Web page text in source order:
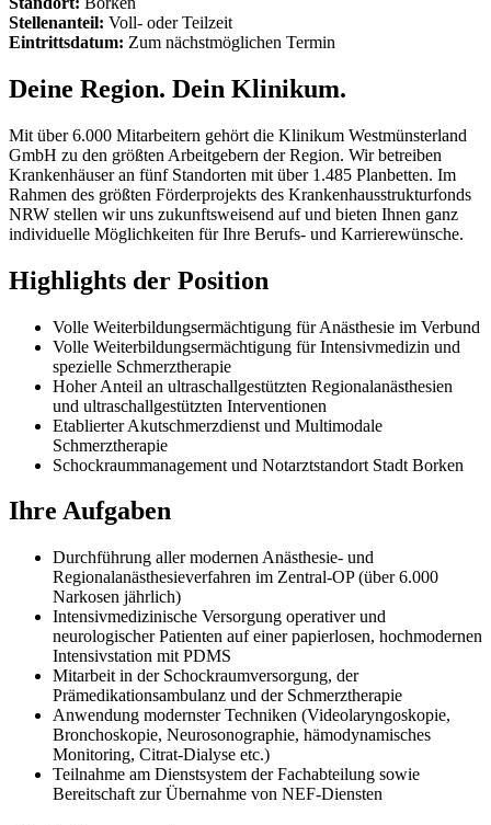
Stellenanteil: Voll- oder Teilzeit
Eintrittsdatum: Zum nächstmöglichen Termin
Deine Region. Dein Klinikum.
Mit über 6.000 Mitarbeitern gehört die Klinikum Westmünsterland
GmbH zu den größten Arbeitgebern der Region. Wir betreiben
Krankenhäuser an fünf Standorten mit über 1.485 Planbetten. Im
Rahmen des größten Förderprojekts des Krankenhausstrukturfonds
NRW stellen wir uns zukunftsweisend auf und bieten Ihnen ganz
individuelle Möglichkeiten für Ihre Berufs- und Karrierewünsche.
Highlights der Position
Volle Weiterbildungsermächtigung für Anästhesie im Verbund
Volle Weiterbildungsermächtigung für Intensivmedizin und
spezielle Schmerztherapie
Hoher Anteil an ultraschallgestützten Regionalanästhesien
und ultraschallgestützten Interventionen
Etablierter Akutschmerzdienst und Multimodale
Schmerztherapie
Schockraummanagement und Notarztstandort Stadt Borken
Ihre Aufgaben
Durchführung aller modernen Anästhesie- und
Regionalanästhesieverfahren im Zentral-OP (über 6.000
Narkosen jährlich)
Intensivmedizinische Versorgung operativer und
neurologischer Patienten auf einer papierlosen, hochmodernen
Intensivstation mit PDMS
Mitarbeit in der Schockraumversorgung, der
Prämedikationsambulanz und der Schmerztherapie
Anwendung modernster Techniken (Videolaryngoskopie,
Bronchoskopie, Neurosonographie, hämodynamisches
Monitoring, Citrat-Dialyse etc.)
Teilnahme am Dienstsystem der Fachabteilung sowie
Bereitschaft zur Übernahme von NEF-Diensten